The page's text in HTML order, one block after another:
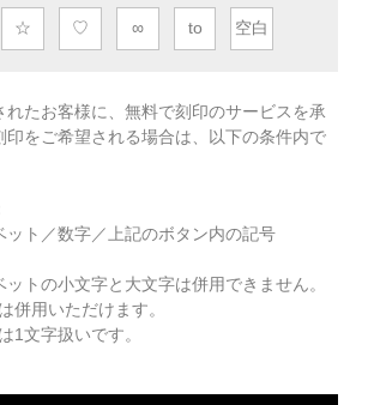
☆ ♡ ∞ to 空白
れたお客様に、無料で刻印のサービスを承
印をご希望される場合は、以下の条件内で
ット／数字／上記のボタン内の記号
トの小文字と大文字は併用できません。
併用いただけます。
1文字扱いです。